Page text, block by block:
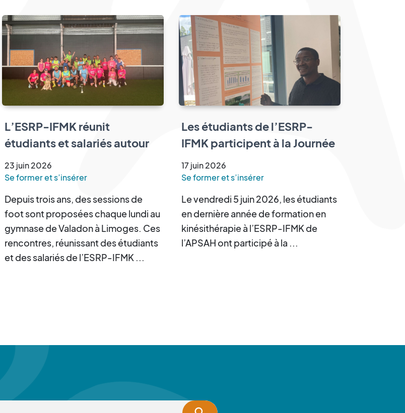
L’ESRP-IFMK réunit
étudiants et salariés autour
d’un tournoi de cécifoot
23 juin2026
Se former et s’insérer
Depuis trois ans, des sessions de
foot sont proposées chaque lundi au
gymnase de Valadon à Limoges. Ces
rencontres, réunissant des étudiants
et des salariés de l’ESRP-IFMK ...
Les étudiants de l’ESRP-
IFMK participent à la Journée
Scientifique des Sciences de
la Réadaptation
17juin2026
Se former et s’insérer
Le vendredi 5 juin 2026, les étudiants
en dernière année de formation en
kinésithérapie à l’ESRP-IFMK de
l’APSAH ont participé à la ...